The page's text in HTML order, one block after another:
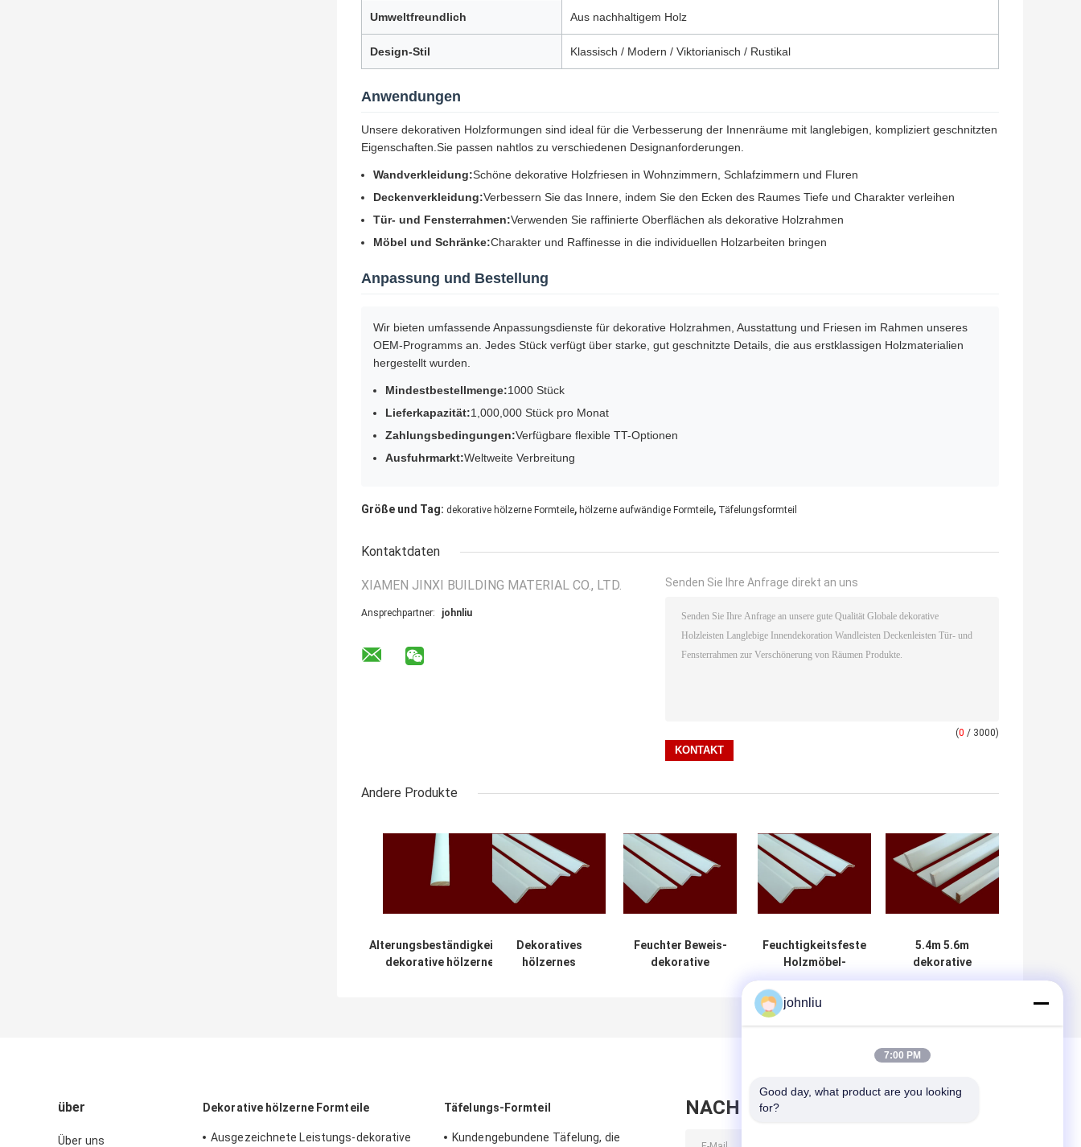
Umweltfreundlich Aus nachhaltigem Holz
Design-Stil Klassisch / Modern / Viktorianisch / Rustikal
Anwendungen
Unsere dekorativen Holzformungen sind ideal für die Verbesserung der Innenräume mit langlebigen, kompliziert geschnitzten
Eigenschaften.Sie passen nahtlos zu verschiedenen Designanforderungen.
Wandverkleidung:Schöne dekorative Holzfriesen in Wohnzimmern, Schlafzimmern und Fluren
Deckenverkleidung:Verbessern Sie das Innere, indem Sie den Ecken des Raumes Tiefe und Charakter verleihen
Tür- und Fensterrahmen:Verwenden Sie raffinierte Oberflächen als dekorative Holzrahmen
Möbel und Schränke:Charakter und Raffinesse in die individuellen Holzarbeiten bringen
Anpassung und Bestellung
Wir bieten umfassende Anpassungsdienste für dekorative Holzrahmen, Ausstattung und Friesen im Rahmen unseres
OEM-Programms an. Jedes Stück verfügt über starke, gut geschnitzte Details, die aus erstklassigen Holzmaterialien
hergestellt wurden.
Mindestbestellmenge:1000 Stück
Lieferkapazität:1,000,000 Stück pro Monat
Zahlungsbedingungen:Verfügbare flexible TT-Optionen
Ausfuhrmarkt:Weltweite Verbreitung
Größe und Tag: dekorative hölzerne Formteile, hölzerne aufwändige Formteile, Täfelungsformteil
Kontaktdaten
XIAMEN JINXI BUILDING MATERIAL CO., LTD.
Ansprechpartner: johnliu
Senden Sie Ihre Anfrage direkt an uns
(0 / 3000)
Andere Produkte
Alterungsbeständigkeits-
dekorative hölzerne
Dekoratives
hölzernes
Feuchter Beweis-
dekorative
Feuchtigkeitsfeste
Holzmöbel-
Formteile für
Wohn-Decration
5.4m 5.6m
dekorative
hölzerne
SGS-Zertifikat
über
Über uns
Dekorative hölzerne Formteile
Ausgezeichnete Leistungs-dekorative
Täfelungs-Formteil
Kundengebundene Täfelung, die
NACHRICHT HINTERLASSEN
johnliu
7:00 PM
Good day, what product are you looking
for?